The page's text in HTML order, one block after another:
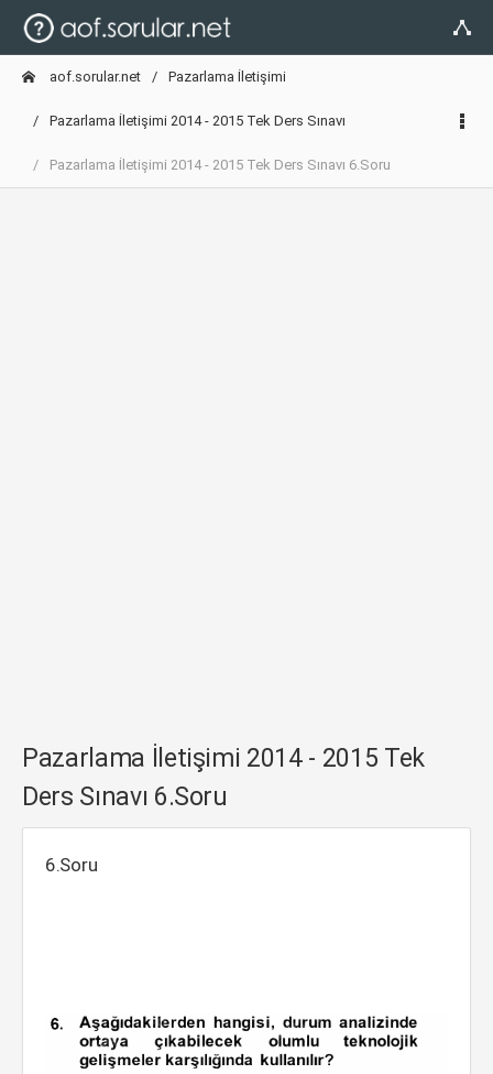
aof.sorular.net Pazarlama İletişimi
Pazarlama İletişimi 2014 - 2015 Tek Ders Sınavı
Pazarlama İletişimi 2014 - 2015 Tek Ders Sınavı 6.Soru
Pazarlama İletişimi 2014 - 2015 Tek
Ders Sınavı 6.Soru
6.Soru